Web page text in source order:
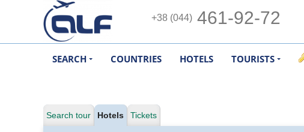
+38 (044) 461-92-72
SEARCH COUNTRIES HOTELS TOURISTS
Search tour Hotels Tickets